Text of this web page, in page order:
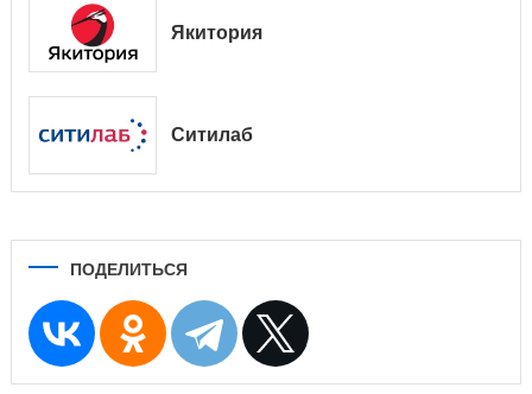
Якитория
Ситилаб
ПОДЕЛИТЬСЯ